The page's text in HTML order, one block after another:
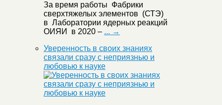
За время работы Фабрики
сверхтяжелых элементов (СТЭ)
в Лаборатории ядерных реакций
ОИЯИ в 2020 – ... →
Уверенность в своих знаниях
связали сразу с неприязнью и
любовью к науке